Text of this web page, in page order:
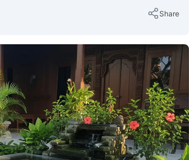
Share
Copy Link